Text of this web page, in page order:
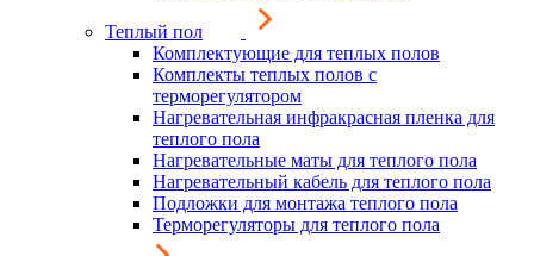
Теплый пол
Комплектующие для теплых полов
Комплекты теплых полов с
терморегулятором
Нагревательная инфракрасная пленка для
теплого пола
Нагревательные маты для теплого пола
Нагревательный кабель для теплого пола
Подложки для монтажа теплого пола
Терморегуляторы для теплого пола